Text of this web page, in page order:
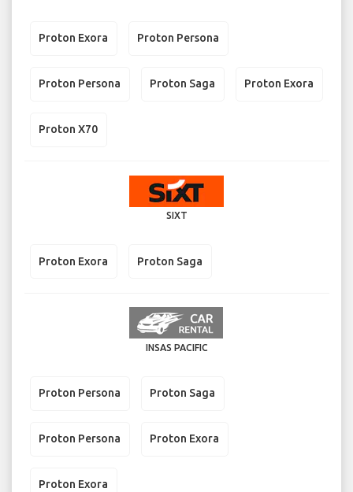
Proton Exora Proton Persona
Proton Persona Proton Saga Proton Exora
Proton X70
SIXT
Proton Exora Proton Saga
INSAS PACIFIC
Proton Persona Proton Saga
Proton Persona Proton Exora
Proton Exora